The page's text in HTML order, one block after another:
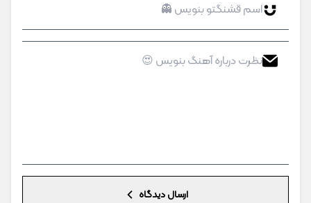
ارسال دیدگاه